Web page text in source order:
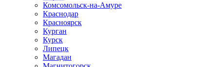
Комсомольск-на-Амуре
Краснодар
Красноярск
Курган
Курск
Липецк
Магадан